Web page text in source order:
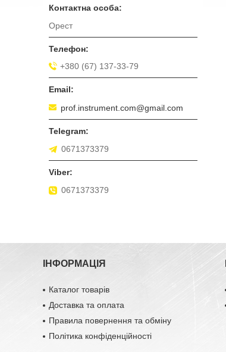
Орест
+380 (67) 137-33-79
prof.instrument.com@gmail.com
0671373379
0671373379
ІНФОРМАЦІЯ
Каталог товарів
Доставка та оплата
Правила повернення та обміну
Політика конфіденційності